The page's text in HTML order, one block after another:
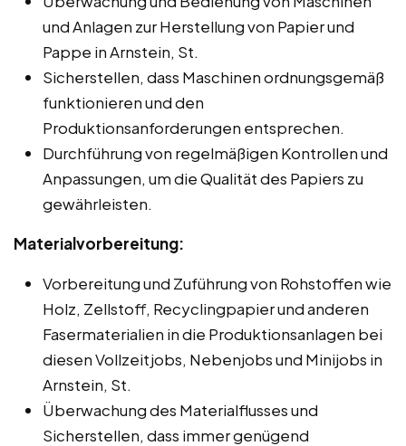
und Anlagen zur Herstellung von Papier und
Pappe in Arnstein, St.
Sicherstellen, dass Maschinen ordnungsgemäß
funktionieren und den
Produktionsanforderungen entsprechen.
Durchführung von regelmäßigen Kontrollen und
Anpassungen, um die Qualität des Papiers zu
gewährleisten.
Materialvorbereitung:
Vorbereitung und Zuführung von Rohstoffen wie
Holz, Zellstoff, Recyclingpapier und anderen
Fasermaterialien in die Produktionsanlagen bei
diesen Vollzeitjobs, Nebenjobs und Minijobs in
Arnstein, St.
Überwachung des Materialflusses und
Sicherstellen, dass immer genügend